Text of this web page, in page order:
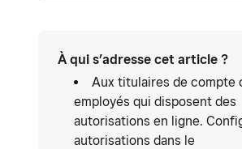
À qui s’adresse cet article ?
Aux titulaires de compte
employés qui disposent des
autorisations en ligne.
autorisations dans le